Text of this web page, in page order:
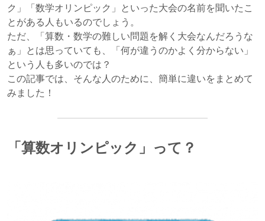
ク」「数学オリンピック」といった大会の名前を聞いたこ
とがある人もいるのでしょう。
ただ、「算数・数学の難しい問題を解く大会なんだろうな
ぁ」とは思っていても、「何が違うのかよく分からない」
という人も多いのでは？
この記事では、そんな人のために、簡単に違いをまとめて
みました！
「算数オリンピック」って？